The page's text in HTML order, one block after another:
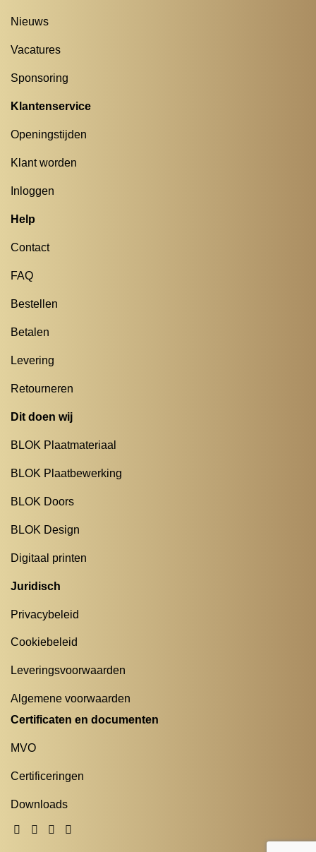
Nieuws
Vacatures
Sponsoring
Klantenservice
Openingstijden
Klant worden
Inloggen
Help
Contact
FAQ
Bestellen
Betalen
Levering
Retourneren
Dit doen wij
BLOK Plaatmateriaal
BLOK Plaatbewerking
BLOK Doors
BLOK Design
Digitaal printen
Juridisch
Privacybeleid
Cookiebeleid
Leveringsvoorwaarden
Algemene voorwaarden
Certificaten en documenten
MVO
Certificeringen
Downloads